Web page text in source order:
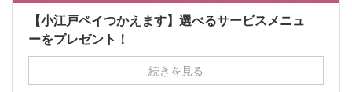
【小江戸ペイつかえます】選べるサービスメニュ
ーをプレゼント！
続きを見る